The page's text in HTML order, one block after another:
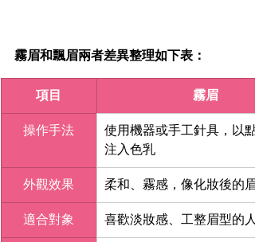
霧眉和飄眉兩者差異整理如下表：
項目 霧眉
操作手法
使用機器或手工針具，以點
注入色乳
外觀效果 柔和、霧感，像化妝後的眉
適合對象 喜歡淡妝感、工整眉型的人